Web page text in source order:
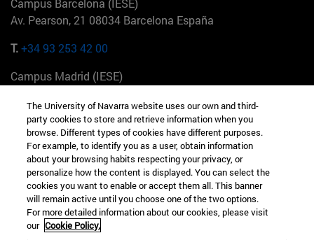
Campus Barcelona (IESE)
Av. Pearson, 21 08034 Barcelona España
T.+34 93 253 42 00
Campus Madrid (IESE)
+34 912 11 30 00
Campus Nueva York (IESE)
165 W 57th St 10019-2201 Nueva York EE.UU
+1 646 346 8850
Campus Munich (IESE)
The University of Navarra website uses our own and third-
party cookies to store and retrieve information when you
browse. Different types of cookies have different purposes.
For example, to identify you as a user, obtain information
about your browsing habits respecting your privacy, or
personalize how the content is displayed. You can select the
cookies you want to enable or accept them all. This banner
will remain active until you choose one of the two options.
For more detailed information about our cookies, please visit
our Cookie Policy.